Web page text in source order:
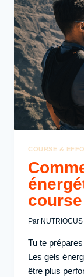
COURSE &
Par NUTRIOCUS
Tu te
Les gels
être plus